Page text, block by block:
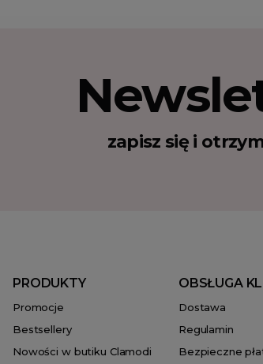
zapisz się i
PRODUKTY
Promocje
Bestsellery
Nowości w butiku Clamodi
OBSŁUGA
Dostawa
Regulamin
Bezpieczne